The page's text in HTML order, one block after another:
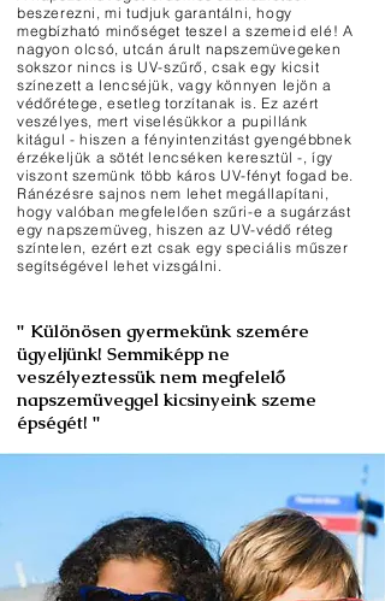
beszerezni, mi tudjuk garantálni, hogy
megbízható minőséget teszel a szemeid elé! A
nagyon olcsó, utcán árult napszemüvegeken
sokszor nincs is UV-szűrő, csak egy kicsit
színezett a lencséjük, vagy könnyen lejön a
védőrétege, esetleg torzítanak is. Ez azért
veszélyes, mert viselésükkor a pupillánk
kitágul - hiszen a fényintenzitást gyengébbnek
érzékeljük a sötét lencséken keresztül -, így
viszont szemünk több káros UV-fényt fogad be.
Ránézésre sajnos nem lehet megállapítani,
hogy valóban megfelelően szűri-e a sugárzást
egy napszemüveg, hiszen az UV-védő réteg
színtelen, ezért ezt csak egy speciális műszer
segítségével lehet vizsgálni.
" Különösen gyermekünk szemére
ügyeljünk! Semmiképp ne
veszélyeztessük nem megfelelő
napszemüveggel kicsinyeink szeme
épségét! "